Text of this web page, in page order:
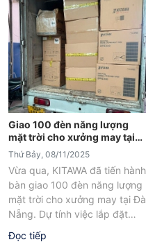
Giao 100 đèn năng lượng
mặt trời cho xưởng may tại
Đà Nẵng
Thứ Bảy, 08/11/2025
Vừa qua, KITAWA đã tiến hành
bàn giao 100 đèn năng lượng
mặt trời cho xưởng may tại Đà
Nẵng. Dự tính việc lắp đặt
Đọc tiếp